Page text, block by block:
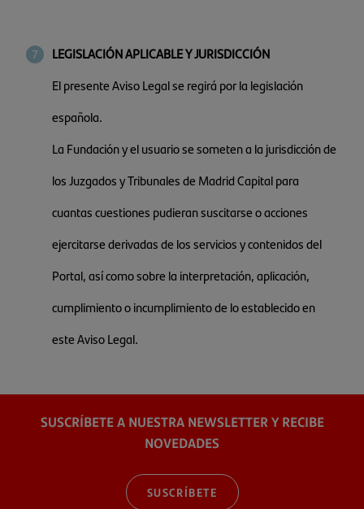
LEGISLACIÓN APLICABLE Y JURISDICCIÓN
El presente Aviso Legal se regirá por la legislación
española.
La Fundación y el usuario se someten a la jurisdicción de
los Juzgados y Tribunales de Madrid Capital para
cuantas cuestiones pudieran suscitarse o acciones
ejercitarse derivadas de los servicios y contenidos del
Portal, así como sobre la interpretación, aplicación,
cumplimiento o incumplimiento de lo establecido en
este Aviso Legal.
SUSCRÍBETE A NUESTRA NEWSLETTER Y RECIBE
NOVEDADES
SUSCRÍBETE